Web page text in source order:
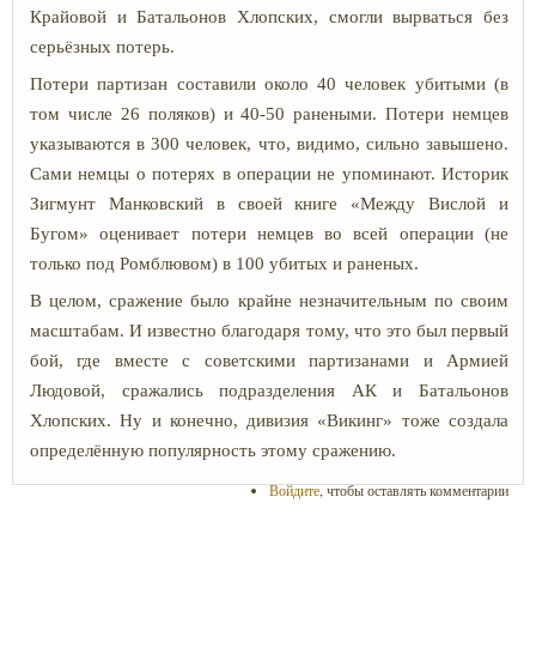
Крайовой и Батальонов Хлопских, смогли вырваться без
серьёзных потерь.
Потери партизан составили около 40 человек убитыми (в
том числе 26 поляков) и 40-50 ранеными. Потери немцев
указываются в 300 человек, что, видимо, сильно завышено.
Сами немцы о потерях в операции не упоминают. Историк
Зигмунт Манковский в своей книге «Между Вислой и
Бугом» оценивает потери немцев во всей операции (не
только под Ромблювом) в 100 убитых и раненых.
В целом, сражение было крайне незначительным по своим
масштабам. И известно благодаря тому, что это был первый
бой, где вместе с советскими партизанами и Армией
Людовой, сражались подразделения АК и Батальонов
Хлопских. Ну и конечно, дивизия «Викинг» тоже создала
определённую популярность этому сражению.
Войдите, чтобы оставлять комментарии